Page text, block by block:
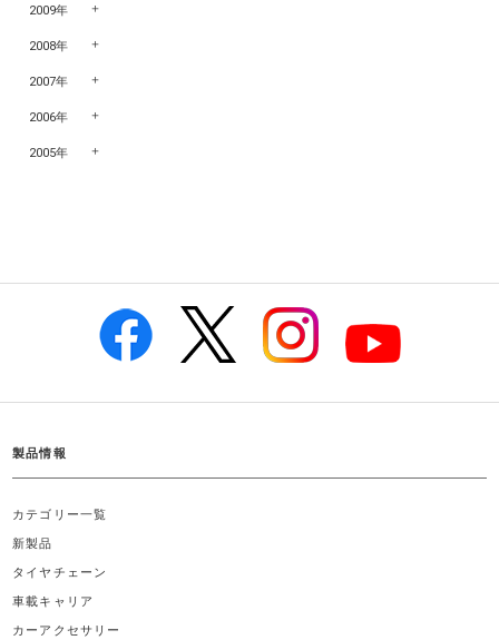
2009年
2008年
2007年
2006年
2005年
製品情報
カテゴリー一覧
新製品
タイヤチェーン
車載キャリア
カーアクセサリー